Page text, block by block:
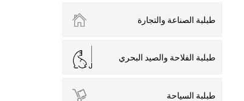
طبلبة الصناعة والتجارة
طبلبة الفلاحة والصيد البحري
طبلبة السياحة